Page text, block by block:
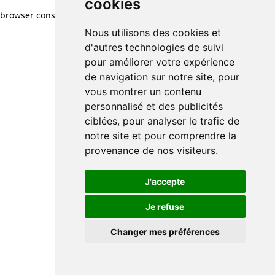
cookies
Nous utilisons des cookies et
d'autres technologies de suivi
pour améliorer votre expérience
de navigation sur notre site, pour
vous montrer un contenu
personnalisé et des publicités
ciblées, pour analyser le trafic de
notre site et pour comprendre la
provenance de nos visiteurs.
J'accepte
Je refuse
Changer mes préférences
browser console for more information)